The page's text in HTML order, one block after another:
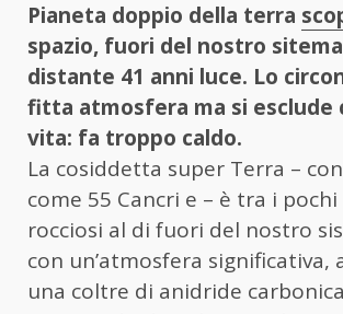
Pianeta doppio della terra
spazio, fuori del nostro
distante 41 anni luce. Lo
fitta atmosfera ma si esclude
vita: fa troppo caldo.
La cosiddetta super Terra –
come 55 Cancri e – è tra i
rocciosi al di fuori del nostro
con un’atmosfera significativa,
una coltre di anidride